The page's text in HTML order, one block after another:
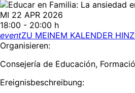
MI 22 APR 2026
18:00 - 20:00 h
eventZU MEINEM KALENDER
Organisieren:
Consejería de Educación,
Ereignisbeschreibung: